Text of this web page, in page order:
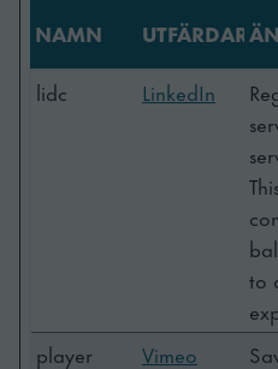
NAMN UTFÄRDARE
lidc
LinkedIn
to
player Vimeo